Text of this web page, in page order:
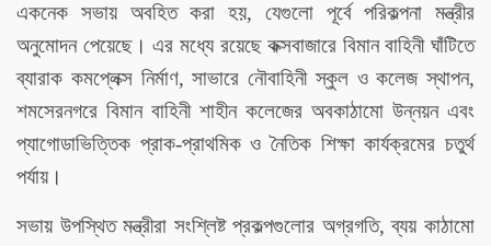
একনেক সভায় অবহিত করা হয়, যেগুলো পূর্বে পরিকল্পনা মন্ত্রীর
অনুমোদন পেয়েছে। এর মধ্যে রয়েছে কক্সবাজারে বিমান বাহিনী ঘাঁটিতে
ব্যারাক কমপ্লেক্স নির্মাণ, সাভারে নৌবাহিনী স্কুল ও কলেজ স্থাপন,
শমসেরনগরে বিমান বাহিনী শাহীন কলেজের অবকাঠামো উন্নয়ন এবং
প্যাগোডাভিত্তিক প্রাক-প্রাথমিক ও নৈতিক শিক্ষা কার্যক্রমের চতুর্থ
পর্যায়।
সভায় উপস্থিত মন্ত্রীরা সংশ্লিষ্ট প্রকল্পগুলোর অগ্রগতি, ব্যয় কাঠামো